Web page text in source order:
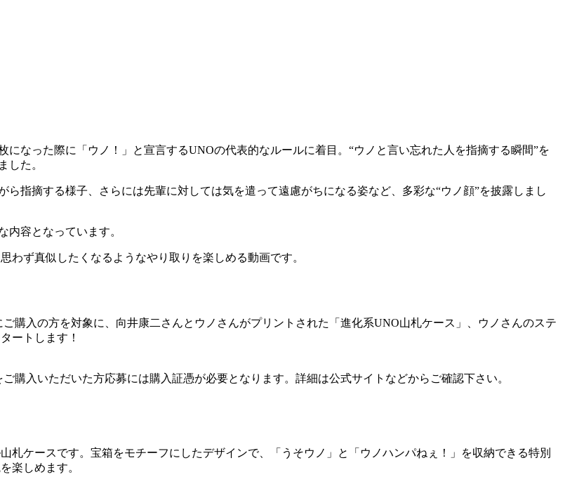
なった際に「ウノ！」と宣言するUNOの代表的なルールに着目。“ウノと言い忘れた人を指摘する瞬間”を
した。
指摘する様子、さらには先輩に対しては気を遣って遠慮がちになる姿など、多彩な“ウノ顔”を披露しまし
内容となっています。
ず真似したくなるようなやり取りを楽しめる動画です。
購入の方を対象に、向井康二さんとウノさんがプリントされた「進化系UNO山札ケース」、ウノさんのステ
ートします！
購入いただいた方応募には購入証憑が必要となります。詳細は公式サイトなどからご確認下さい。
ケースです。宝箱をモチーフにしたデザインで、「うそウノ」と「ウノハンパねぇ！」を収納できる特別
楽しめます。